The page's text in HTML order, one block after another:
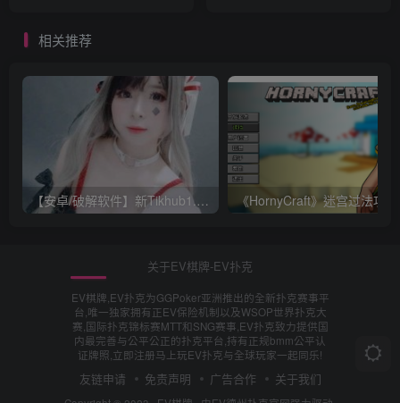
相关推荐
【安卓/破解软件】新Tikhub1.13 解锁付费限制，超级会员破解版【EV棋牌】
关于EV棋牌-EV扑克
EV棋牌,EV扑克为GGPoker亚洲推出的全新扑克赛事平
台,唯一独家拥有正EV保险机制以及WSOP世界扑克大
赛,国际扑克锦标赛MTT和SNG赛事,EV扑克致力提供国
内最完善与公平公正的扑克平台,持有正规bmm公平认
证牌照,立即注册马上玩EV扑克与全球玩家一起同乐!
友链申请 免责声明 广告合作 关于我们